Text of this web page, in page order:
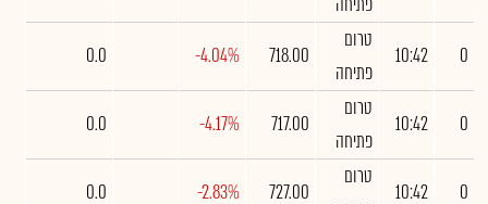
0
10:42
טרום
פתיחה
718.00
-4.04%
0.0
0
10:42
טרום
פתיחה
717.00
-4.17%
0.0
0
10:42
טרום
727.00
-2.83%
0.0